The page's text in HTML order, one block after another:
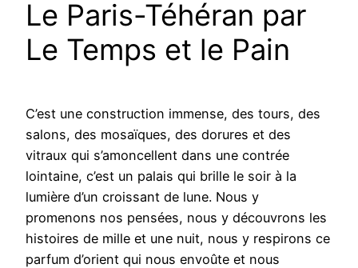
Le Paris-Téhéran par
Le Temps et le Pain
C’est une construction immense, des tours, des
salons, des mosaïques, des dorures et des
vitraux qui s’amoncellent dans une contrée
lointaine, c’est un palais qui brille le soir à la
lumière d’un croissant de lune. Nous y
promenons nos pensées, nous y découvrons les
histoires de mille et une nuit, nous y respirons ce
parfum d’orient qui nous envoûte et nous